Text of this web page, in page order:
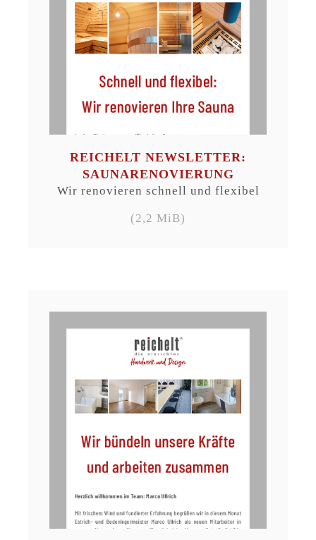
REICHELT NEWSLETTER:
SAUNARENOVIERUNG
Wir renovieren schnell und flexibel
(2,2 MiB)